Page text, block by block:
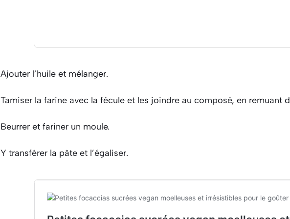
Ajouter l’huile et mélanger.
Tamiser la farine avec la fécule et les joindre au composé, en remuant
Beurrer et fariner un moule.
Y transférer la pâte et l’égaliser.